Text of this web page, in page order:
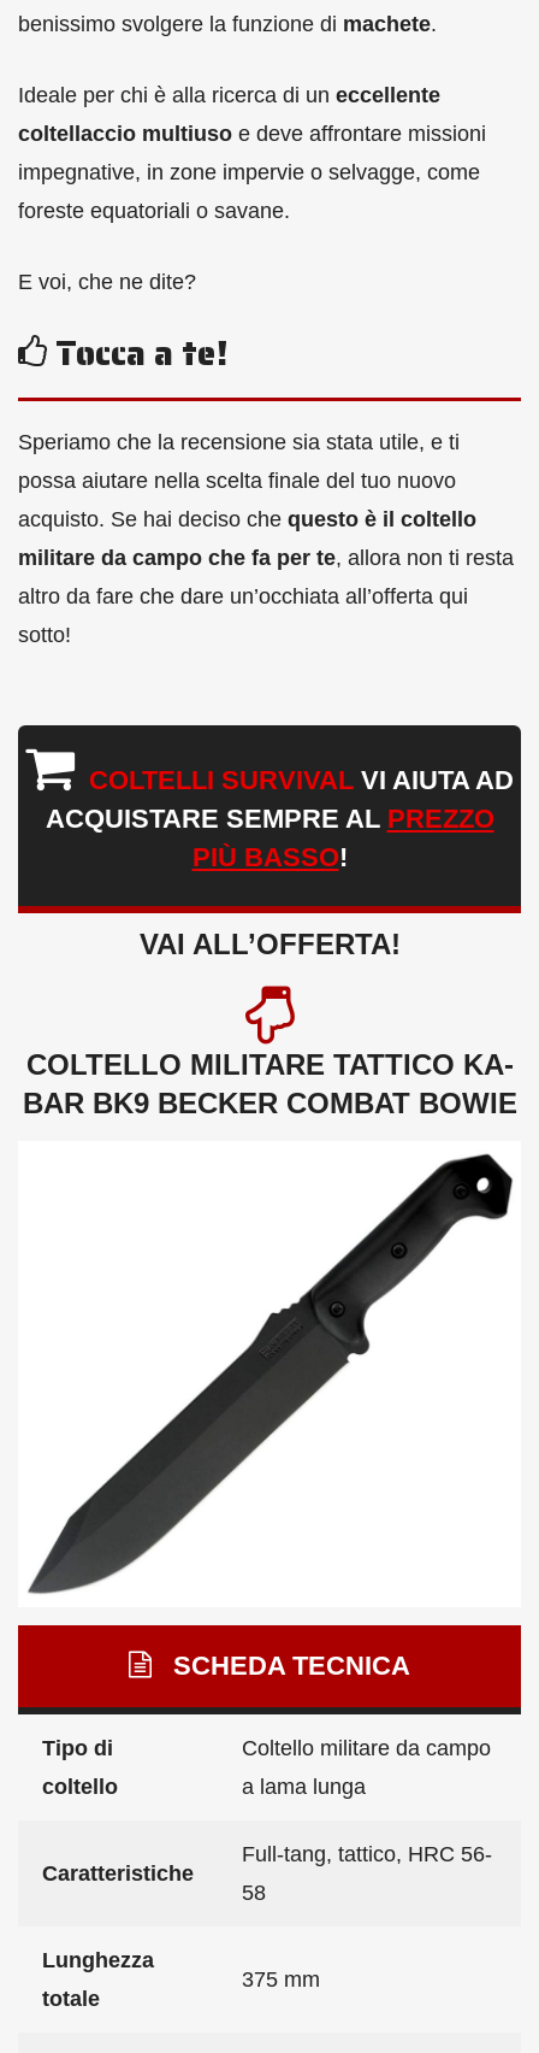
benissimo svolgere la funzione di machete.
Ideale per chi è alla ricerca di un eccellente
coltellaccio multiuso e deve affrontare missioni
impegnative, in zone impervie o selvagge, come
foreste equatoriali o savane.
E voi, che ne dite?
Tocca a te!
Speriamo che la recensione sia stata utile, e ti
possa aiutare nella scelta finale del tuo nuovo
acquisto. Se hai deciso che questo è il coltello
militare da campo che fa per te, allora non ti resta
altro da fare che dare un’occhiata all’offerta qui
sotto!
COLTELLI SURVIVAL VI AIUTA AD
ACQUISTARE SEMPRE AL PREZZO
PIÙ BASSO!
VAI ALL’OFFERTA!
COLTELLO MILITARE TATTICO KA-
BAR BK9 BECKER COMBAT BOWIE
SCHEDA TECNICA
Tipo di
coltello
Coltello militare da campo
a lama lunga
Caratteristiche
Full-tang, tattico, HRC 56-
58
Lunghezza
totale
375 mm